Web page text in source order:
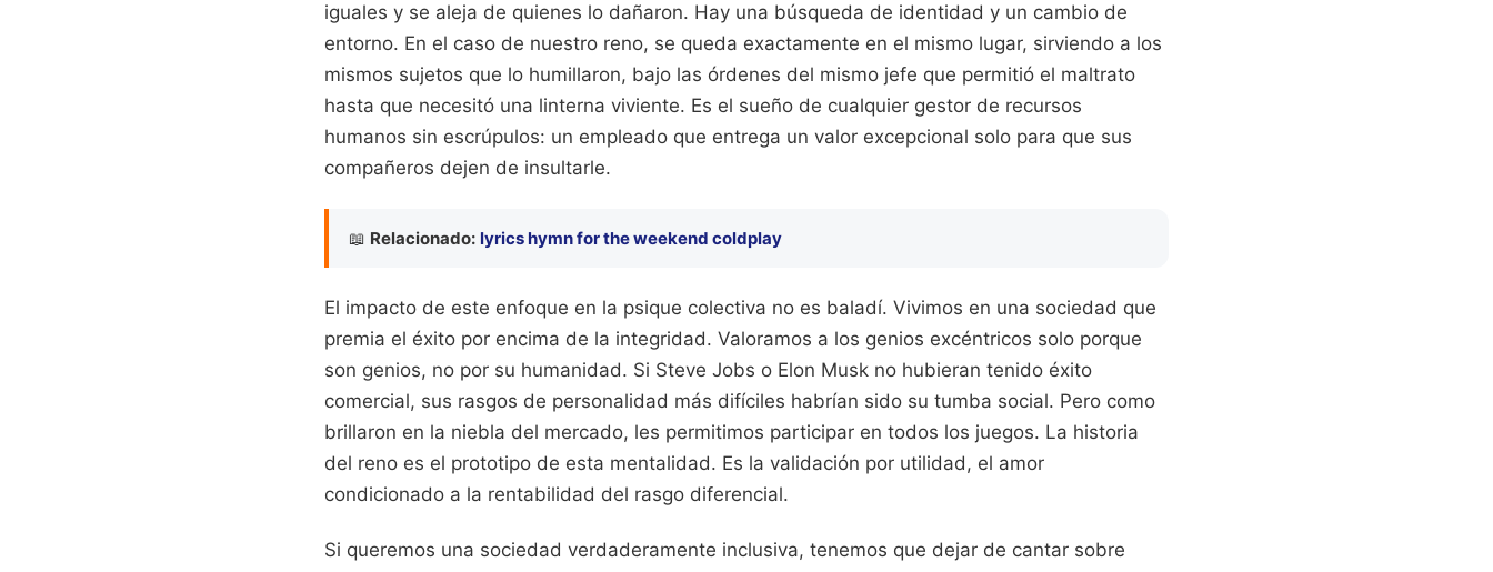
iguales y se aleja de quienes lo dañaron. Hay una búsqueda de identidad y un cambio de
entorno. En el caso de nuestro reno, se queda exactamente en el mismo lugar, sirviendo a los
mismos sujetos que lo humillaron, bajo las órdenes del mismo jefe que permitió el maltrato
hasta que necesitó una linterna viviente. Es el sueño de cualquier gestor de recursos
humanos sin escrúpulos: un empleado que entrega un valor excepcional solo para que sus
compañeros dejen de insultarle.
📖 Relacionado: lyrics hymn for the weekend coldplay
El impacto de este enfoque en la psique colectiva no es baladí. Vivimos en una sociedad que
premia el éxito por encima de la integridad. Valoramos a los genios excéntricos solo porque
son genios, no por su humanidad. Si Steve Jobs o Elon Musk no hubieran tenido éxito
comercial, sus rasgos de personalidad más difíciles habrían sido su tumba social. Pero como
brillaron en la niebla del mercado, les permitimos participar en todos los juegos. La historia
del reno es el prototipo de esta mentalidad. Es la validación por utilidad, el amor
condicionado a la rentabilidad del rasgo diferencial.
Si queremos una sociedad verdaderamente inclusiva, tenemos que dejar de cantar sobre